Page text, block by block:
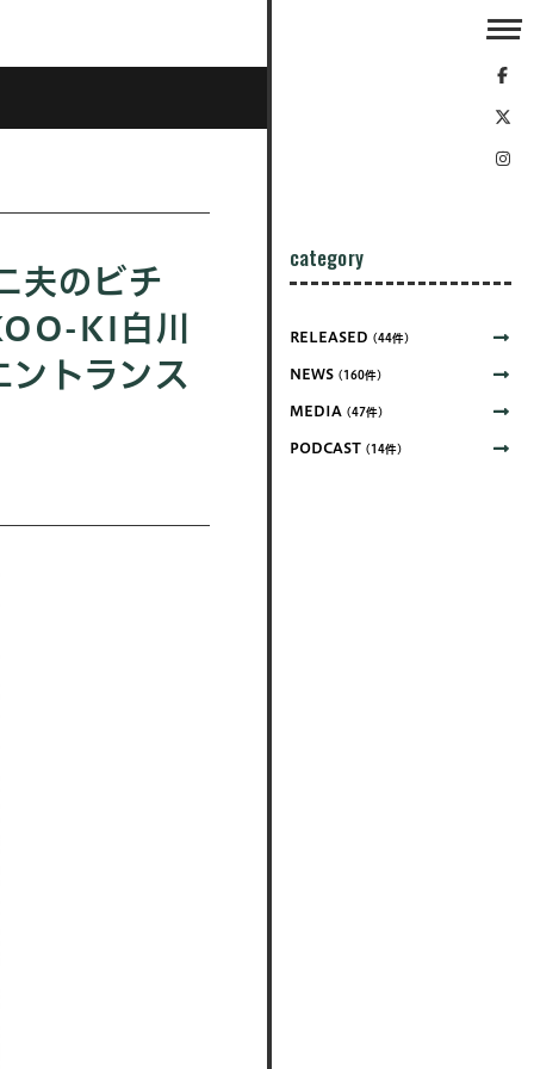
夫のビチ
KI白川
ントランス
category
RELEASED (44件)
NEWS (160件)
MEDIA (47件)
PODCAST (14件)